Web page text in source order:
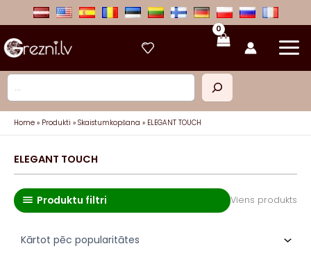
Meklēt
Home Produkti Skaistumkopšana ELEGANT TOUCH
ELEGANT TOUCH
Produktu filtri Viens produkts